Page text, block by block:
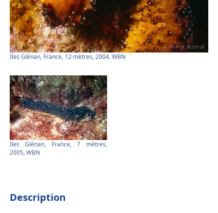
Iles Glénan, France, 12 mètres, 2004, WBN
Iles Glénan, France, 7 mètres,
2005, WBN
Description